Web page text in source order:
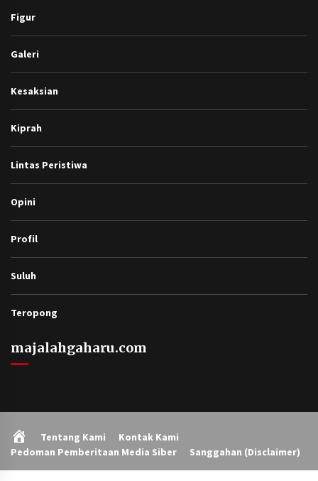
Figur
Galeri
Kesaksian
Kiprah
Lintas Peristiwa
Opini
Profil
Suluh
Teropong
majalahgaharu.com
Home
Tentang Kami
Kontak Kami
Pedoman Pemberitaan Media Siber
Sanggahan (Disclaimer)